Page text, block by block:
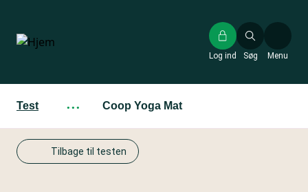
hovedindhold
Søg
Log ind Menu
Test ··· Coop Yoga Mat
Tilbage til testen